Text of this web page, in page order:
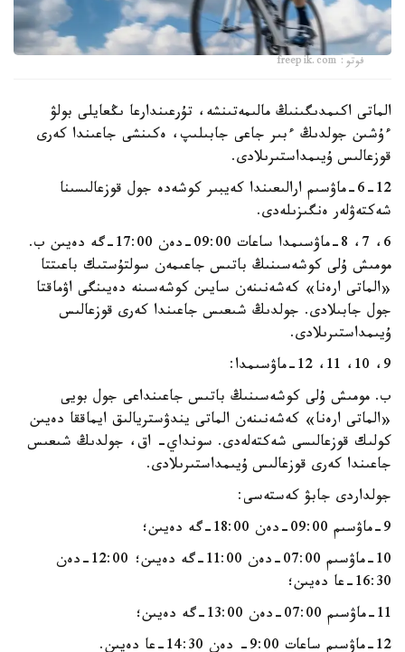
فوتو: freepik.com
الماتى اكىمدىگىنىڭ مالىمەتىنشە، تۇرعىندارعا ىڭعايلى بولۋ
ءۇشىن جولدىڭ ءبىر جاعى جابىلىپ، ەكىنشى جاعىندا كەرى
قوزعالىس ۇيىمداستىرىلادى.
6-12-ماۋسىم ارالىعىندا كەيبىر كوشەدە جول قوزعالىسىنا
شەكتەۋلەر ەنگىزىلەدى.
6، 7، 8-ماۋسىمدا ساعات 09:00-دەن 17:00-گە دەيىن ب.
مومىش ۇلى كوشەسىنىڭ باتىس جاعىمەن سولتۇستىك باعىتتا
«الماتى ارەنا» كەشەنىنەن سايىن كوشەسىنە دەيىنگى اۋماقتا
جول جابىلادى. جولدىڭ شىعىس جاعىندا كەرى قوزعالىس
ۇيىمداستىرىلادى.
9، 10، 11، 12-ماۋسىمدا:
ب. مومىش ۇلى كوشەسىنىڭ باتىس جاعىنداعى جول بويى
«الماتى ارەنا» كەشەنىنەن الماتى يندۋستريالىق ايماققا دەيىن
كولىك قوزعالىسى شەكتەلەدى. سونداي- اق، جولدىڭ شىعىس
جاعىندا كەرى قوزعالىس ۇيىمداستىرىلادى.
جولداردى جابۋ كەستەسى:
9-ماۋسىم 09:00-دەن 18:00-گە دەيىن؛
10-ماۋسىم 07:00-دەن 11:00-گە دەيىن؛ 12:00-دەن
16:30-عا دەيىن؛
11-ماۋسىم 07:00-دەن 13:00-گە دەيىن؛
12-ماۋسىم ساعات 9:00- دەن 14:30-عا دەيىن.